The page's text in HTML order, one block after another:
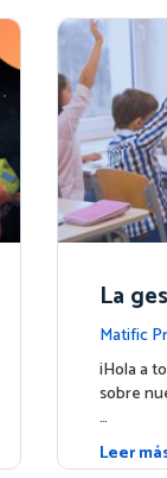
La
Matific
a
¡Hola a
sobre
…
Leer